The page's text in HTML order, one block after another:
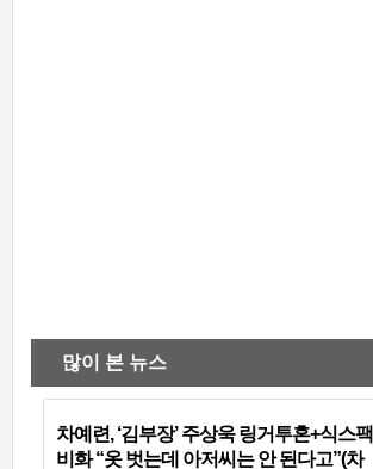
많이 본 뉴스
차예련, ‘김부장’ 주상욱 링거투혼+식스팩
비화 “옷 벗는데 아저씨는 안 된다고”(차